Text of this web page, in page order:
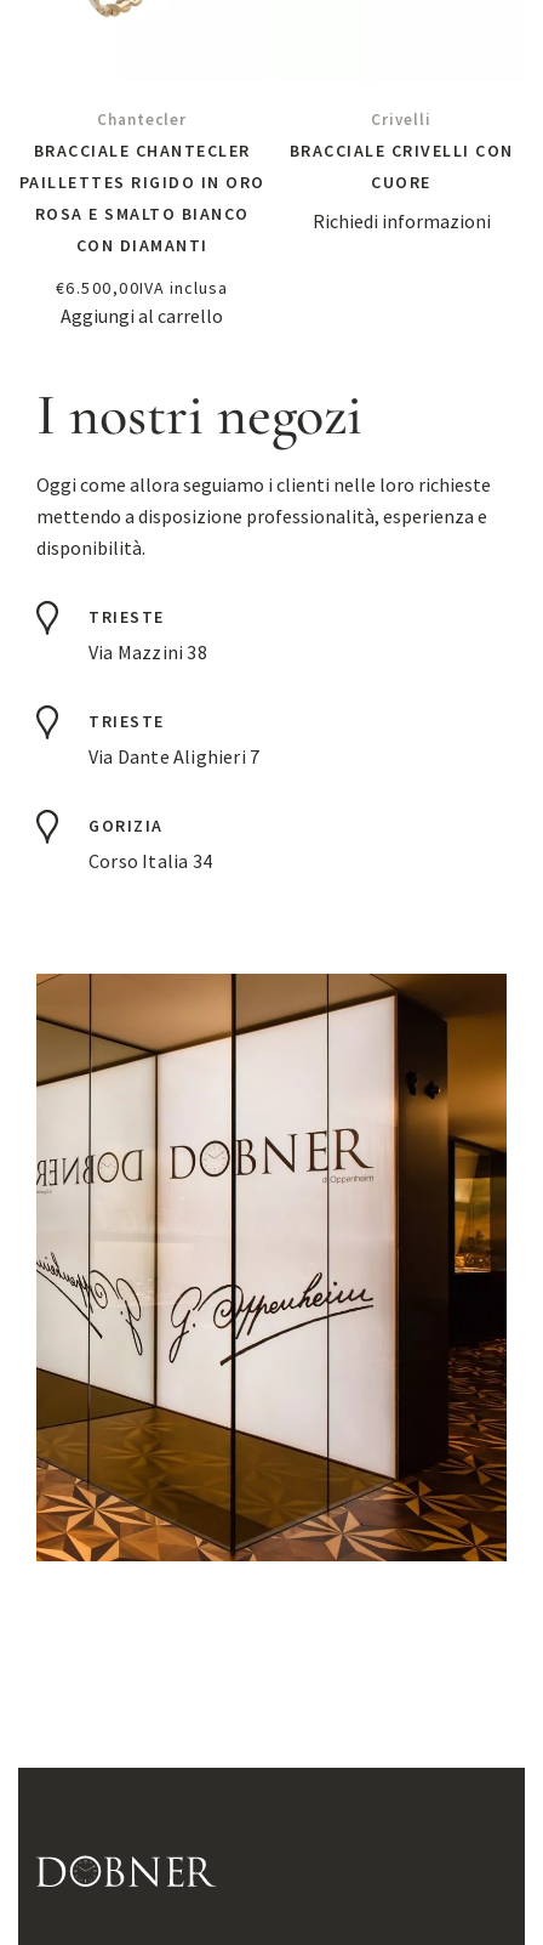
Chantecler
BRACCIALE CHANTECLER
PAILLETTES RIGIDO IN ORO
ROSA E SMALTO BIANCO
CON DIAMANTI
€6.500,00IVA inclusa
Aggiungi al carrello
Crivelli
BRACCIALE CRIVELLI CON
CUORE
Richiedi informazioni
I nostri negozi
Oggi come allora seguiamo i clienti nelle loro richieste
mettendo a disposizione professionalità, esperienza e
disponibilità.
TRIESTE
Via Mazzini 38
TRIESTE
Via Dante Alighieri 7
GORIZIA
Corso Italia 34